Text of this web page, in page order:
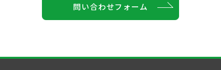
問い合わせフォーム